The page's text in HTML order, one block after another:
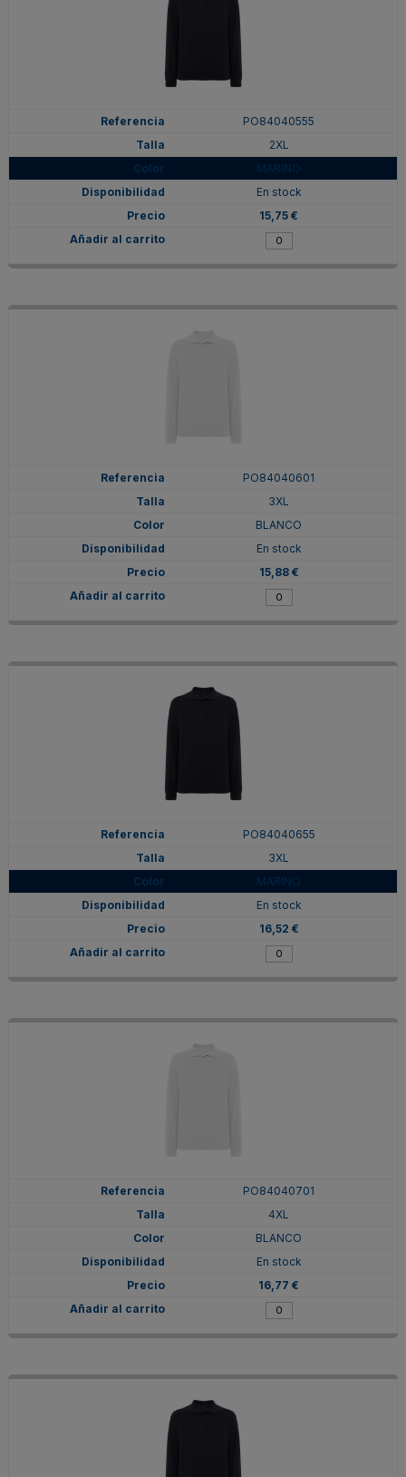
PO84040555
2XL
MARINO
En stock
15,75 €
PO84040601
3XL
BLANCO
En stock
15,88 €
PO84040655
3XL
MARINO
En stock
16,52 €
PO84040701
4XL
BLANCO
En stock
16,77 €